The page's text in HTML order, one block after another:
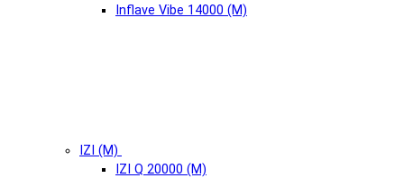
Inflave Vibe 14000 (М)
IZI (М)
IZI Q 20000 (М)